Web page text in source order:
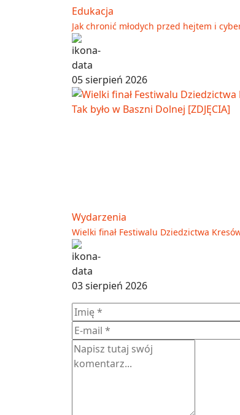
Edukacja
Jak chronić młodych przed hejtem i
05 sierpień 2026
Wydarzenia
Wielki finał Festiwalu Dziedzictwa
03 sierpień 2026